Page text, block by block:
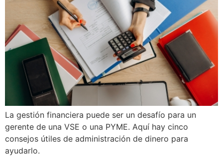
La gestión financiera puede ser un desafío para un
gerente de una VSE o una PYME. Aquí hay cinco
consejos útiles de administración de dinero para
ayudarlo.